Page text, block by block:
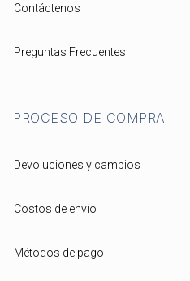
Contáctenos
Preguntas Frecuentes
PROCESO DE COMPRA
Devoluciones y cambios
Costos de envío
Métodos de pago